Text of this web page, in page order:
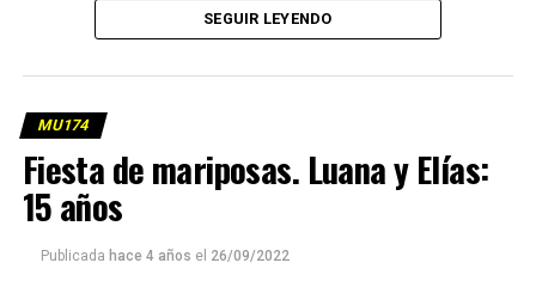
SEGUIR LEYENDO
MU174
Fiesta de mariposas. Luana y Elías:
15 años
Publicada hace 4 años el 26/09/2022